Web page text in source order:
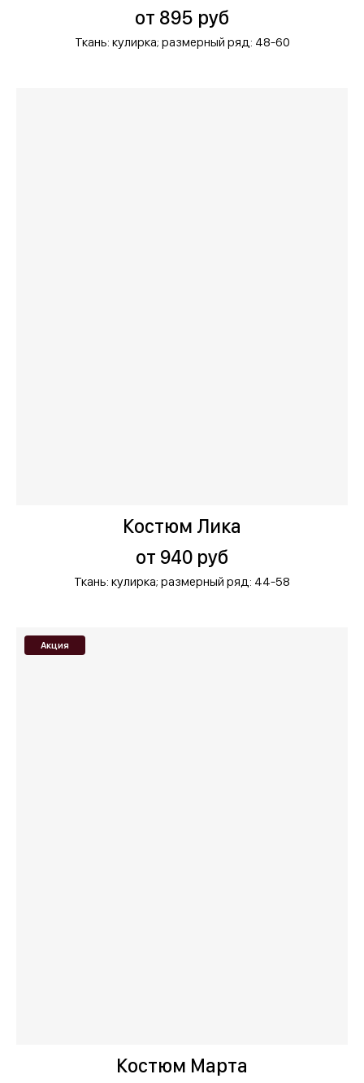
от 895 руб
Ткань: кулирка; размерный ряд: 48-60
Костюм Лика
от 940 руб
Ткань: кулирка; размерный ряд: 44-58
Акция
Костюм Марта